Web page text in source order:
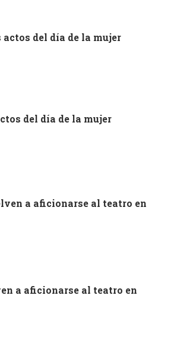
del día de la mujer
a aficionarse al teatro en